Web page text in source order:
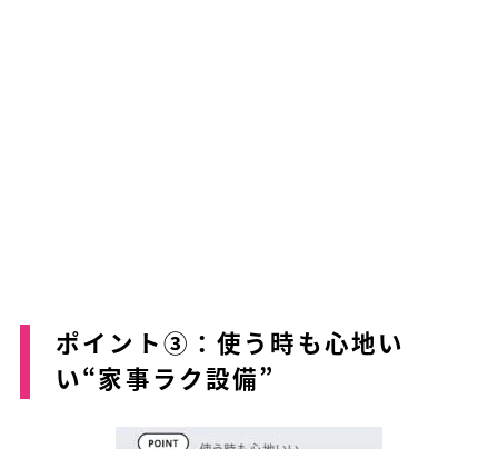
ポイント③：使う時も心地い
い“家事ラク設備”